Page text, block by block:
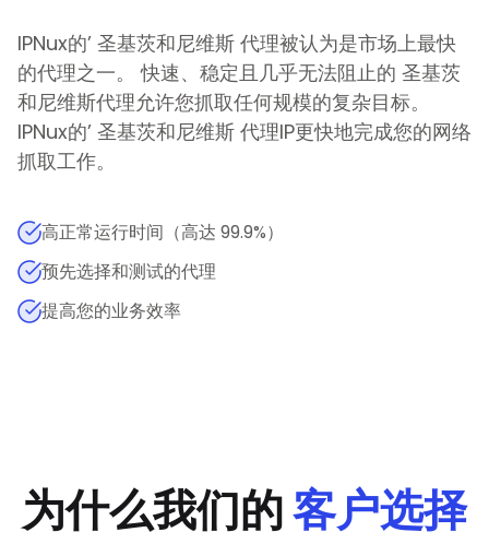
IPNux的’ 圣基茨和尼维斯 代理被认为是市场上最快
的代理之一。 快速、稳定且几乎无法阻止的 圣基茨
和尼维斯代理允许您抓取任何规模的复杂目标。
IPNux的’ 圣基茨和尼维斯 代理IP更快地完成您的网络
抓取工作。
高正常运行时间（高达 99.9%）
预先选择和测试的代理
提高您的业务效率
为什么我们的客户选择